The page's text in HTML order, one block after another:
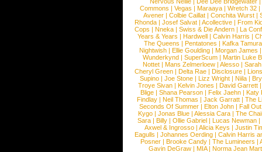
Commons |Vegas |Maraaya |Wretch 32 |
Avener | Colbie Caillat | Conchita Wurst |
Rhonda | Josef Salvat | Acollective | From
Cops | Nneka | Swiss & Die Andern | La
Years & Years |Hardwell |Calvin Harris |
The Queens | Pentatones | Kafka Tamura
Nightwish |Ellie Goulding |Morgan James
Wunderkynd | SuperScum | Martin Luke
Nottet |Mans Zelmerloew |Alesso |
Cheryl Green |Delta Rae |Disclosure |
Supino |Joe Stone |Lizz Wright |Niila |
Troye Sivan | Kelvin Jones | David Garrett
Blige | Shana Pearson | Felix Jaehn | Katy
Findlay |Neil Thomas |Jack Garratt |The
Seconds Of Summer |Elton John |Fall
Kygo |Jonas Blue |Alessia Cara |The
Sara |Billy |Ollie Gabriel |Lucas Newman |
Axwel & Ingrosso | Alicia Keys | Justin
Eagulls |Johannes Oerding |Calvin Harris
Posner |Brooke Candy |The Lumineers |
Gavin DeGraw | MIA| Norma Jean